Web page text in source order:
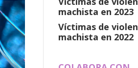
machista en 2023
Víctimas de
machista en 2022